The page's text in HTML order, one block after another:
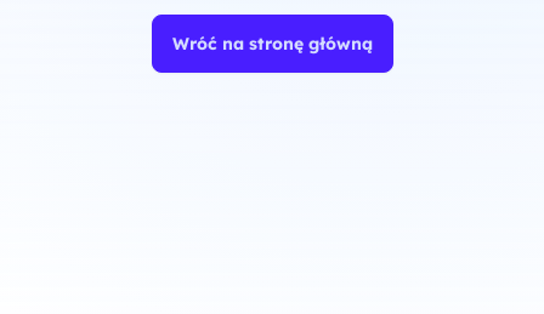
Wróć na stronę główną